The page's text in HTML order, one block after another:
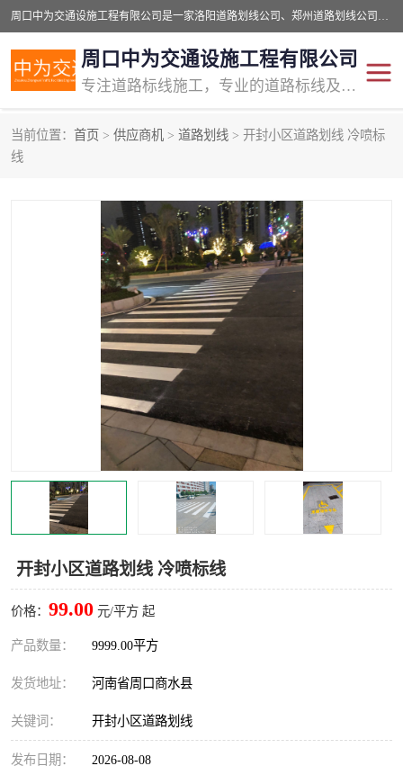
周口中为交通设施工程有限公司是一家洛阳道路划线公司、郑州道路划线公司、平顶山道路车位划线公司、开封车位划线公司、许昌道路车位划线公司、漯河道路车位划线公司，公司始终坚持“诚信、匠心、专注”的宗旨；我们的经营理念是：的服务。
周口中为交通设施工程有限公司
专注道路标线施工，专业的道路标线及交通设施施工服务商!
当前位置： 首页 > 供应商机 > 道路划线 > 开封小区道路划线 冷喷标
线
开封小区道路划线 冷喷标线
价格： 99.00 元/平方 起
产品数量： 9999.00平方
发货地址： 河南省周口商水县
关键词： 开封小区道路划线
发布日期： 2026-08-08
道路标线划线 马路标线
道路划线